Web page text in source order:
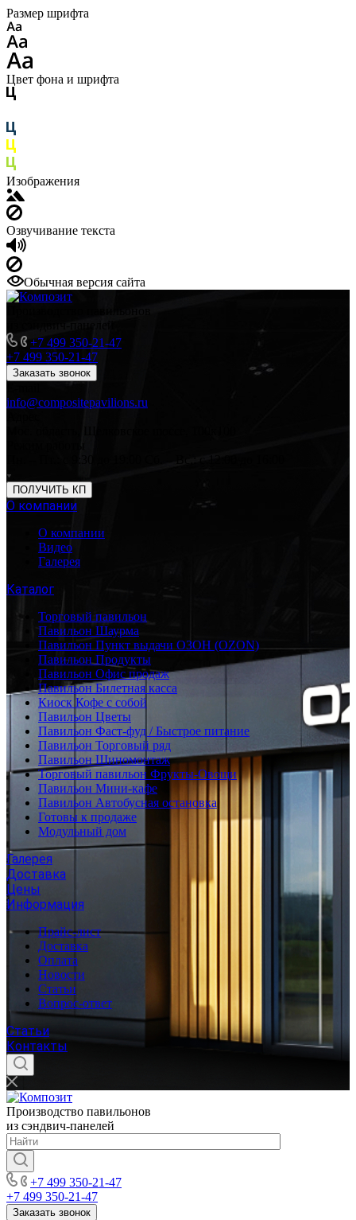
Размер шрифта
Цвет фона и шрифта
Изображения
Озвучивание текста
Обычная версия сайта
+7 499 350-21-47
+7 499 350-21-47
Заказать звонок
info@compositepavilions.ru
ПОЛУЧИТЬ КП
О компании
О компании
Видео
Галерея
Каталог
Торговый павильон
Павильон Шаурма
Павильон Пункт выдачи ОЗОН (OZON)
Павильон Продукты
Павильон Офис продаж
Павильон Билетная касса
Киоск Кофе с собой
Павильон Цветы
Павильон Фаст-фуд / Быстрое питание
Павильон Торговый ряд
Павильон Шиномонтаж
Торговый павильон Фрукты-Овощи
Павильон Мини-кафе
Павильон Автобусная остановка
Готовы к продаже
Модульный дом
Галерея
Доставка
Цены
Информация
Прайс-лист
Доставка
Оплата
Новости
Статьи
Вопрос-ответ
Статьи
Контакты
Производство павильонов
из сэндвич-панелей
+7 499 350-21-47
+7 499 350-21-47
Заказать звонок